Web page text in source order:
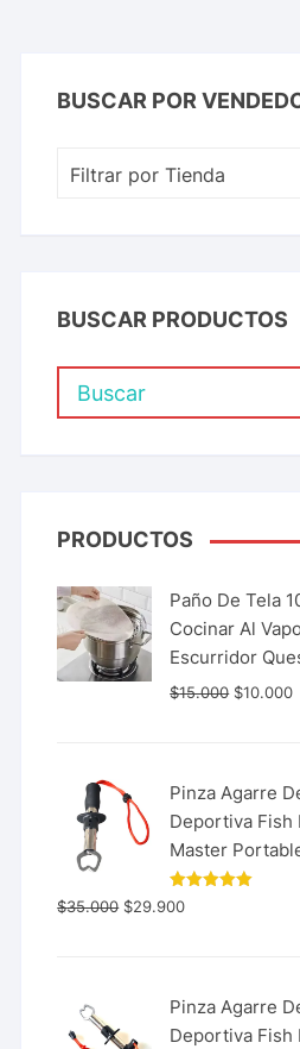
BUSCAR POR
Filtrar por Tienda
BUSCAR PRODUCTOS
PRODUCTOS
Paño De Tela
Cocinar Al
Escurridor
$15.000 $10.000
Pinza Agarre
Deportiva Fish
Master
Valorado
con
$35.000 $29.900
Pinza Agarre
Deportiva Fish